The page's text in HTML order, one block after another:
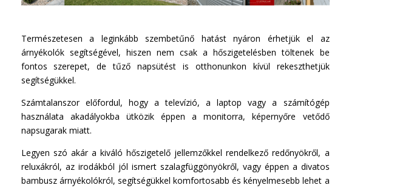
Természetesen a leginkább szembetűnő hatást nyáron érhetjük el az
árnyékolók segítségével, hiszen nem csak a hőszigetelésben töltenek be
fontos szerepet, de tűző napsütést is otthonunkon kívül rekeszthetjük
segítségükkel.
Számtalanszor előfordul, hogy a televízió, a laptop vagy a számítógép
használata akadályokba ütközik éppen a monitorra, képernyőre vetődő
napsugarak miatt.
Legyen szó akár a kiváló hőszigetelő jellemzőkkel rendelkező redőnyökről, a
reluxákról, az irodákból jól ismert szalagfüggönyökről, vagy éppen a divatos
bambusz árnyékolókról, segítségükkel komfortosabb és kényelmesebb lehet a